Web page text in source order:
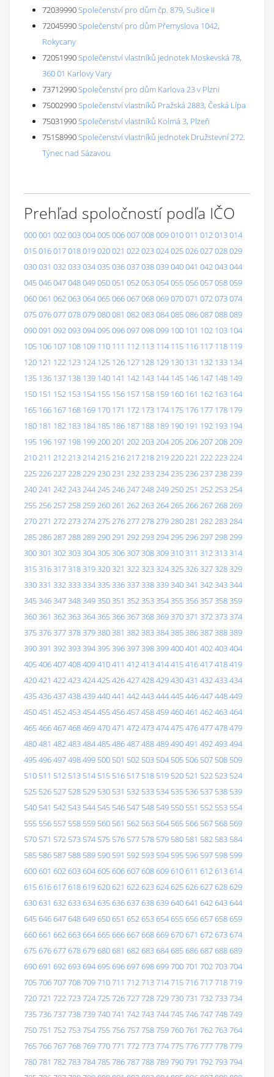
72039990Společenství pro dům čp. 879, Sušice II
72045990Společenství pro dům Přemyslova 1042,
Rokycany
72051990Společenství vlastníků jednotek Moskevská 78,
360 01 Karlovy Vary
73712990Společenství pro dům Karlova 23 v Plzni
75002990Společenství vlastníků Pražská 2883, Česká Lípa
75031990Společenství vlastníků Kolmá 3, Plzeň
75158990Společenství vlastníků jednotek Družstevní 272.
Týnec nad Sázavou
Prehľad spoločností podľa IČO
000001 002003004005006007008009010011 012013014
015016017018019020021 022023024025026027028029
030031 032033034035036037038039040041 042043044
045046047048049050051 052053054055056057058059
060061 062063064065066067068069070071 072073074
075076077078079080081 082083084085086087088089
090091 092093094095096097098099 100 101 102 103 104
105 106 107 108 109 110 111 112 113 114 115 116 117 118 119
120 121 122 123 124 125 126 127 128 129 130 131 132 133 134
135 136 137 138 139 140 141 142 143 144 145 146 147 148 149
150 151 152 153 154 155 156 157 158 159 160 161 162 163 164
165 166 167 168 169 170 171 172 173 174 175 176 177 178 179
180 181 182 183 184 185 186 187 188 189 190 191 192 193 194
195 196 197 198 199200201 202203204205206207208209
210211 212213214215216217218219220221 222223224
225226227228229230231 232233234235236237238239
240241 242243244245246247248249250251 252253254
255256257258259260261 262263264265266267268269
270271 272273274275276277278279280281 282283284
285286287288289290291 292293294295296297298299
300301 302303304305306307308309310311 312313314
315316317318319320321 322323324325326327328329
330331 332333334335336337338339340341 342343344
345346347348349350351 352353354355356357358359
360361 362363364365366367368369370371 372373374
375376377378379380381 382383384385386387388389
390391 392393394395396397398399400401 402403404
405406407408409410411 412413414415416417418419
420421 422423424425426427428429430431 432433434
435436437438439440441 442443444445446447448449
450451 452453454455456457458459460461 462463464
465466467468469470471 472473474475476477478479
480481 482483484485486487488489490491 492493494
495496497498499 500 501 502 503 504 505 506 507 508 509
510 511 512 513 514 515 516 517 518 519 520 521 522 523 524
525 526 527 528 529 530 531 532 533 534 535 536 537 538 539
540 541 542 543 544 545 546 547 548 549 550 551 552 553 554
555 556 557 558 559 560 561 562 563 564 565 566 567 568 569
570 571 572 573 574 575 576 577 578 579 580 581 582 583 584
585 586 587 588 589 590 591 592 593 594 595 596 597 598 599
600601 602603604605606607608609610611 612613614
615616617618619620621 622623624625626627628629
630631 632633634635636637638639640641 642643644
645646647648649650651 652653654655656657658659
660661 662663664665666667668669670671 672673674
675676677678679680681 682683684685686687688689
690691 692693694695696697698699700701 702703704
705706707708709710711 712713714715716717718719
720721 722723724725726727728729730731 732733734
735736737738739740741 742743744745746747748749
750751 752753754755756757758759760761 762763764
765766767768769770771 772773774775776777778779
780781 782783784785786787788789790791 792793794